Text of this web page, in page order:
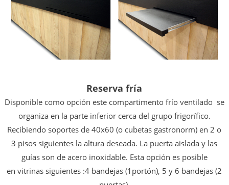
Reserva fría
Disponible como opción este compartimento frío ventilado se
organiza en la parte inferior cerca del grupo frigorífico.
Recibiendo soportes de40x60 (o cubetas gastronorm) en 2 o
3 pisos siguientes la altura deseada. La puerta aislada y las
guías son de acero inoxidable. Esta opción es posible
envitrinas siguientes :4 bandejas (1portón), 5 y 6 bandejas (2